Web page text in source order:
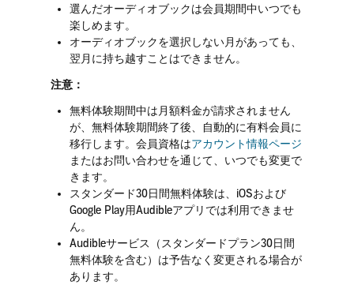
選んだオーディオブックは会員期間中いつでも
楽しめます。
オーディオブックを選択しない月があっても、
翌月に持ち越すことはできません。
注意：
無料体験期間中は月額料金が請求されません
が、無料体験期間終了後、自動的に有料会員に
移行します。会員資格はアカウント情報ページ
またはお問い合わせを通じて、いつでも変更で
きます。
スタンダード30日間無料体験は、iOSおよび
Google Play用Audibleアプリでは利用できませ
ん。
Audibleサービス（スタンダードプラン30日間
無料体験を含む）は予告なく変更される場合が
あります。